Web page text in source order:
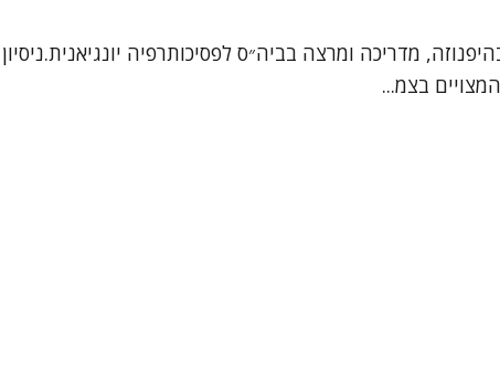
מדריכה ומרצה בביה״ס לפסיכותרפיה